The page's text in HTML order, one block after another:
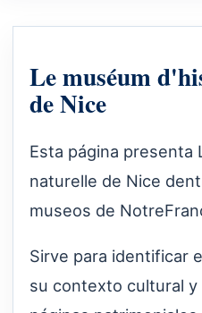
Le muséum
de Nice
Esta página presenta
naturelle de Nice
museos de
Sirve para identificar
su contexto cultural